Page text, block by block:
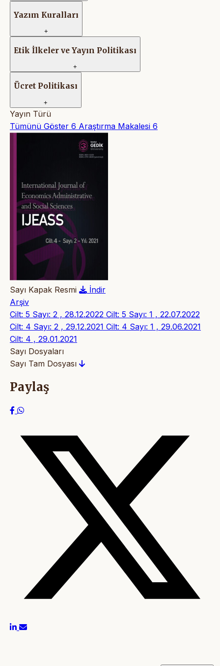
Yazım Kuralları
+
Etik İlkeler ve Yayın Politikası
+
Ücret Politikası
+
Yayın Türü
Tümünü Göster 6 Araştırma Makalesi 6
Sayı Kapak Resmi
İndir
Arşiv
Cilt: 5 Sayı: 2 , 28.12.2022 Cilt: 5 Sayı: 1 , 22.07.2022
Cilt: 4 Sayı: 2 , 29.12.2021 Cilt: 4 Sayı: 1 , 29.06.2021
Cilt: 4 , 29.01.2021
Sayı Dosyaları
Sayı Tam Dosyası
Paylaş